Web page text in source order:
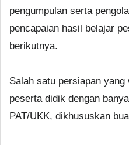
pengumpulan serta
pencapaian hasil belajar
berikutnya.
Salah satu persiapan
peserta didik dengan
PAT/UKK, dikhususkan